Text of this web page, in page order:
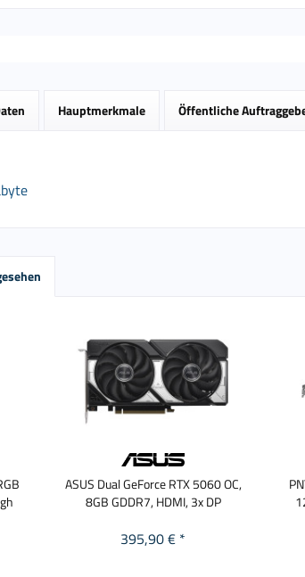
Hauptmerkmale Öffentliche
ASUS Dual GeForce RTX 5060 OC,
8GB GDDR7, HDMI, 3x DP
395,90 € *